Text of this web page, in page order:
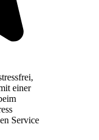
einer
Service